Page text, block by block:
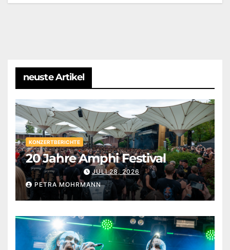
neuste Artikel
KONZERTBERICHTE
20 Jahre Amphi Festival
JULI 28, 2026
PETRA MOHRMANN